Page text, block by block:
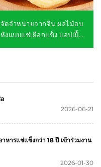
ดจำหน่ายจากจีน ผลไม้อบ
งแบบแช่เยือกแข็ง แอปเปิ้
2026-06-21
หารแช่แข็งกว่า 18 ปี เข้าร่วมงาน
2026-01-30